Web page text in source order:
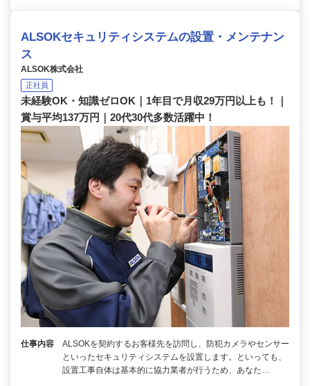
ALSOKセキュリティシステムの設置・メンテナン
ス
ALSOK株式会社
正社員
未経験OK・知識ゼロOK｜1年目で月収29万円以上も！｜
賞与平均137万円｜20代30代多数活躍中！
仕事内容
ALSOKを契約するお客様先を訪問し、防犯カメラやセンサー
といったセキュリティシステムを設置します。といっても、
設置工事自体は基本的に協力業者が行うため、あなた…